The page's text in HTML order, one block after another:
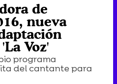
de
nueva
Voz'
programa
del cantante para